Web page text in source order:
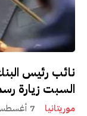
نائب رئيس
السبت زيارة
موريتانيا 7 أغسطس 2026، 23:37 مساءً